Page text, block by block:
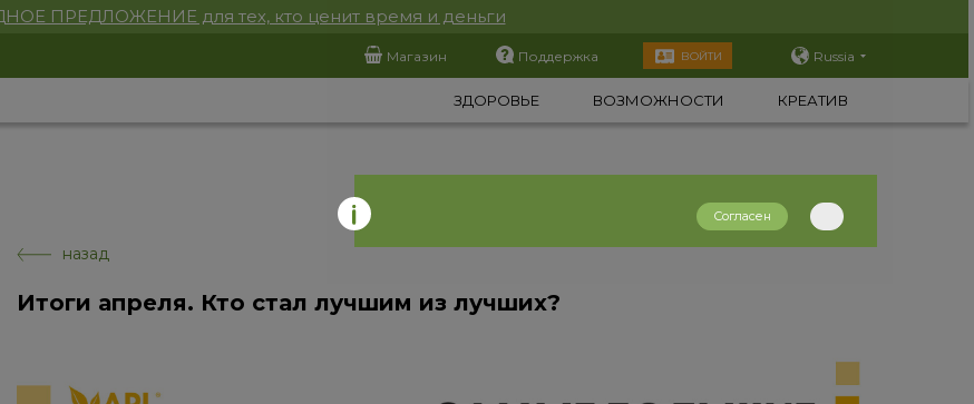
ПРЕДЛОЖЕНИЕ для тех, кто ценит время и деньги
Магазин Поддержка ВОЙТИ Russia
ЗДОРОВЬЕ ВОЗМОЖНОСТИ КРЕАТИВ
назад
Итоги апреля. Кто стал лучшим из лучших?
Согласен